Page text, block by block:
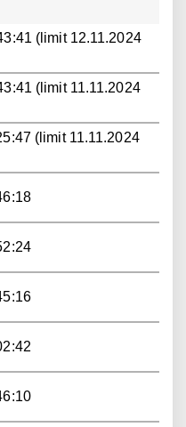
(limit 12.11.2024
(limit 11.11.2024
(limit 11.11.2024